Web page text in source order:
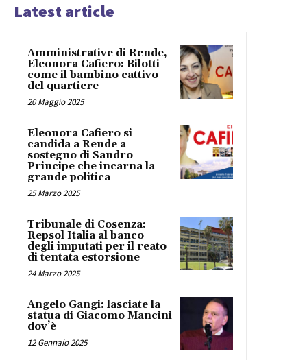
Latest article
Amministrative di Rende,
Eleonora Cafiero: Bilotti
come il bambino cattivo
del quartiere
20 Maggio 2025
Eleonora Cafiero si
candida a Rende a
sostegno di Sandro
Principe che incarna la
grande politica
25 Marzo 2025
Tribunale di Cosenza:
Repsol Italia al banco
degli imputati per il reato
di tentata estorsione
24 Marzo 2025
Angelo Gangi: lasciate la
statua di Giacomo Mancini
dov’è
12 Gennaio 2025